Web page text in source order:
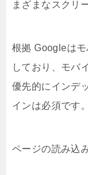
まざまなスクリ
根拠 Googleは
しており、モバ
優先的にインデ
インは必須です。
ページの読み込